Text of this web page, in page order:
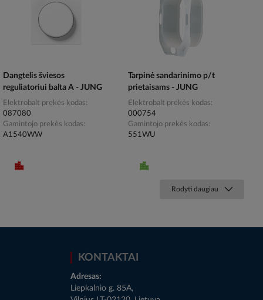
Dangtelis šviesos
reguliatoriui balta A - JUNG
Elektrobalt prekės kodas
087080
Gamintojo prekės kodas
A1540WW
Tarpinė sandarinimo p/t
prietaisams - JUNG
Elektrobalt prekės kodas
000754
Gamintojo prekės kodas
551WU
Rodyti daugiau
KONTAKTAI
Adresas:
Liepkalnio g. 85A,